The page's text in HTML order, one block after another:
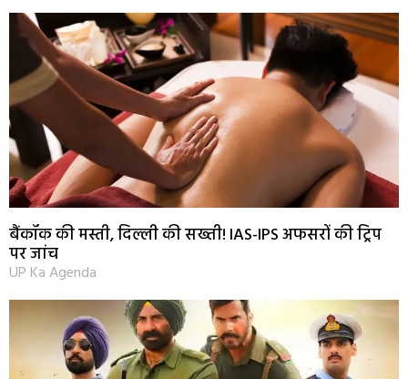
बैंकॉक की मस्ती, दिल्ली की सख्ती! IAS-IPS अफसरों की ट्रिप
पर जांच
UP Ka Agenda